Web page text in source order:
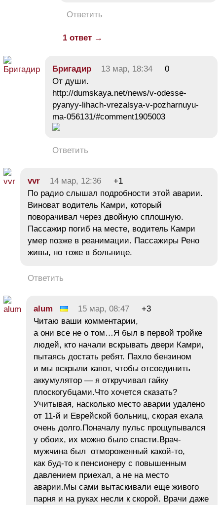
Ответить
1 ответ →
Бригадир 13 мар, 18:34
0
От души.
http://dumskaya.net/news/v-odesse-
pyanyy-lihach-vrezalsya-v-pozharnuyu-
ma-056131/#comment1905003
Ответить
vvr 14 мар, 12:36
+1
По радио слышал подробности этой аварии.
Виноват водитель Камри, который
поворачивал через двойную сплошную.
Пассажир погиб на месте, водитель Камри
умер позже в реанимации. Пассажиры Рено
живы, но тоже в больнице.
Ответить
alum 15 мар, 08:47
+3
Читаю ваши комментарии,
а они все не о том…Я был в первой тройке
людей, кто начали вскрывать двери Камри,
пытаясь достать ребят. Пахло бензином
и мы вскрыли капот, чтобы отсоединить
аккумулятор — я откручивал гайку
плоскогубцами.Что хочется сказать?
Учитывая, насколько место аварии удалено
от 11-й и Еврейской больниц, скорая ехала
очень долго.Поначалу пульс прощупывался
у обоих, их можно было спасти.Врач-
мужчина был отмороженный какой-то,
как буд-то к пенсионеру с повышенным
давлением приехал, а не на место
аварии.Мы сами вытаскивали еще живого
парня и на руках несли к скорой. Врачи даже